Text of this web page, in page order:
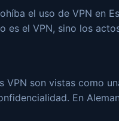
el uso de VPN en
es el VPN, sino los
VPN son vistas como
En